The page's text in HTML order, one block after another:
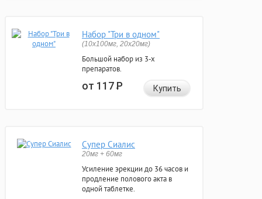
Набор "Три в одном"
(10x100мг, 20x20мг)
Большой набор из 3-х
препаратов.
от 117Р Купить
Супер Сиалис
20мг + 60мг
Усиление эрекции до 36 часов и
продление полового акта в
одной таблетке.